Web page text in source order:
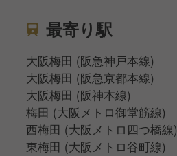
最寄り駅
大阪梅田 (阪急神戸本線)
大阪梅田 (阪急京都本線)
大阪梅田 (阪神本線)
梅田 (大阪メトロ御堂筋線)
西梅田 (大阪メトロ四つ橋線)
東梅田 (大阪メトロ谷町線)